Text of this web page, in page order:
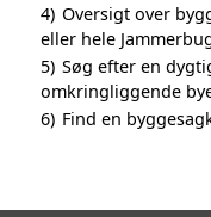
4) Oversigt over
eller hele
5) Søg efter en
omkringliggende
6) Find en